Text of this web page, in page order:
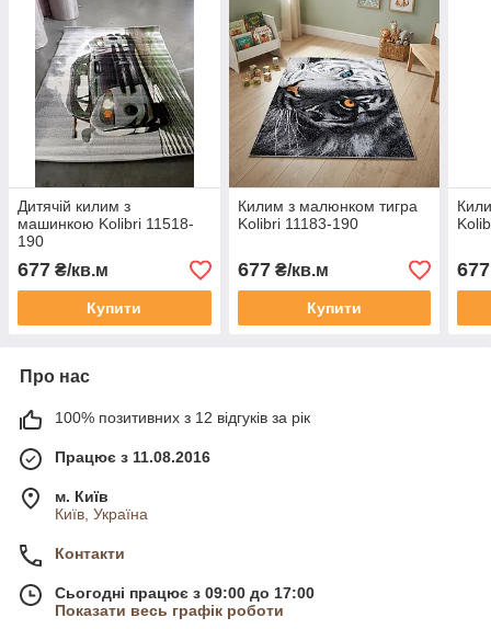
Дитячій килим з
машинкою Kolibri 11518-
190
677 ₴/кв.м
Купити
Килим з малюнком тигра
Kolibri 11183-190
677₴/кв.м
Купити
677
Про нас
100% позитивних з 12 відгуків за рік
Працює з 11.08.2016
м. Київ
Київ, Україна
Контакти
Сьогодні працює з 09:00 до 17:00
Показати весь графік роботи